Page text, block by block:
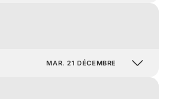
MAR. 21 DÉCEMBRE